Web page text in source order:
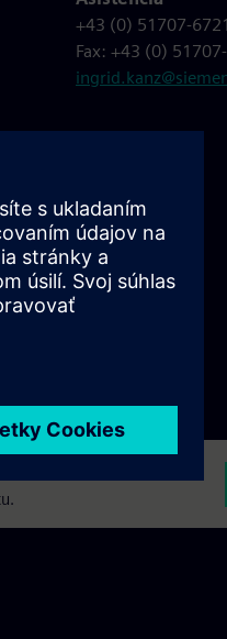
+43 (0) 51707-
Fax: +43 (0)